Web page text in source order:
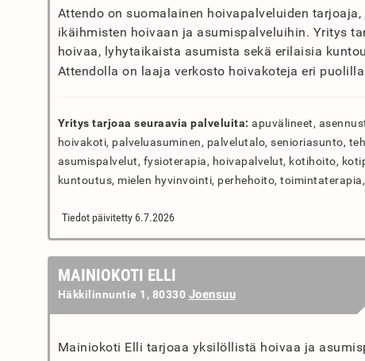
Attendo on suomalainen hoivapalveluiden
ikäihmisten hoivaan ja asumispalveluihin. Yritys
hoivaa, lyhytaikaista asumista sekä erilaisia
Attendolla on laaja verkosto hoivakoteja eri
Yritys tarjoaa seuraavia palveluita: apuvälineet,
hoivakoti, palveluasuminen, palvelutalo, senioriasunto,
asumispalvelut, fysioterapia, hoivapalvelut, kotihoito,
kuntoutus, mielen hyvinvointi, perhehoito,
Tiedot päivitetty 6.7.2026
MAINIOKOTI ELLI
Häkkilinnuntie 1, 80330 Joensuu
Mainiokoti Elli tarjoaa yksilöllistä hoivaa ja